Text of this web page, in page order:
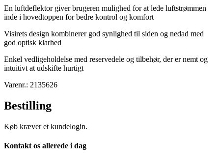
En luftdeflektor giver brugeren mulighed for at lede luftstrømmen
inde i hovedtoppen for bedre kontrol og komfort
Visirets design kombinerer god synlighed til siden og nedad med
god optisk klarhed
Enkel vedligeholdelse med reservedele og tilbehør, der er nemt og
intuitivt at udskifte hurtigt
Varenr.: 2135626
Bestilling
Køb kræver et kundelogin.
Kontakt os allerede i dag